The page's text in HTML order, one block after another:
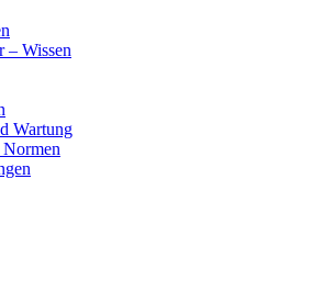
– Wissen
Wartung